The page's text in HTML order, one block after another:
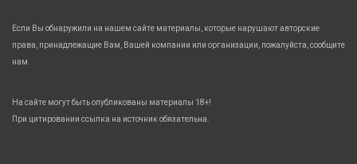
Если Вы обнаружили на нашем сайте материалы, которые нарушают авторские
права, принадлежащие Вам, Вашей компании или организации, пожалуйста, сообщите
нам.
На сайте могут быть опубликованы материалы 18+!
При цитировании ссылка на источник обязательна.